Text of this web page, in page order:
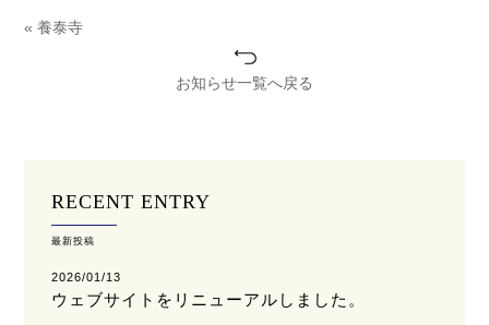
« 養泰寺
お知らせ一覧へ戻る
RECENT ENTRY
最新投稿
2026/01/13
ウェブサイトをリニューアルしました。